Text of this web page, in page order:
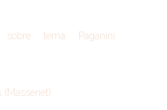
sobre tema Paganini
(Massenet)